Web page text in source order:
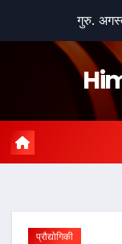
गुरु.
प्रौद्योगिकी